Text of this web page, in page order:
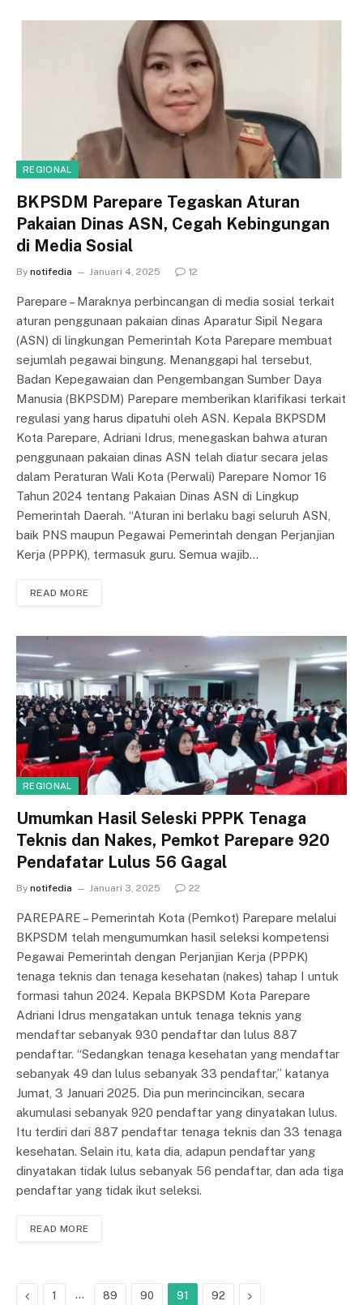
REGIONAL
BKPSDM Parepare Tegaskan Aturan
Pakaian Dinas ASN, Cegah Kebingungan
di Media Sosial
By notifedia Januari 4, 2025 12
Parepare – Maraknya perbincangan di media sosial terkait
aturan penggunaan pakaian dinas Aparatur Sipil Negara
(ASN) di lingkungan Pemerintah Kota Parepare membuat
sejumlah pegawai bingung. Menanggapi hal tersebut,
Badan Kepegawaian dan Pengembangan Sumber Daya
Manusia (BKPSDM) Parepare memberikan klarifikasi terkait
regulasi yang harus dipatuhi oleh ASN. Kepala BKPSDM
Kota Parepare, Adriani Idrus, menegaskan bahwa aturan
penggunaan pakaian dinas ASN telah diatur secara jelas
dalam Peraturan Wali Kota (Perwali) Parepare Nomor 16
Tahun 2024 tentang Pakaian Dinas ASN di Lingkup
Pemerintah Daerah. “Aturan ini berlaku bagi seluruh ASN,
baik PNS maupun Pegawai Pemerintah dengan Perjanjian
Kerja (PPPK), termasuk guru. Semua wajib…
READ MORE
REGIONAL
Umumkan Hasil Seleski PPPK Tenaga
Teknis dan Nakes, Pemkot Parepare 920
Pendafatar Lulus 56 Gagal
By notifedia Januari 3, 2025 22
PAREPARE – Pemerintah Kota (Pemkot) Parepare melalui
BKPSDM telah mengumumkan hasil seleksi kompetensi
Pegawai Pemerintah dengan Perjanjian Kerja (PPPK)
tenaga teknis dan tenaga kesehatan (nakes) tahap I untuk
formasi tahun 2024. Kepala BKPSDM Kota Parepare
Adriani Idrus mengatakan untuk tenaga teknis yang
mendaftar sebanyak 930 pendaftar dan lulus 887
pendaftar. “Sedangkan tenaga kesehatan yang mendaftar
sebanyak 49 dan lulus sebanyak 33 pendaftar,” katanya
Jumat, 3 Januari 2025. Dia pun merincincikan, secara
akumulasi sebanyak 920 pendaftar yang dinyatakan lulus.
Itu terdiri dari 887 pendaftar tenaga teknis dan 33 tenaga
kesehatan. Selain itu, kata dia, adapun pendaftar yang
dinyatakan tidak lulus sebanyak 56 pendaftar, dan ada tiga
pendaftar yang tidak ikut seleksi.
READ MORE
Previous
1 … 89 90 91 92 Next